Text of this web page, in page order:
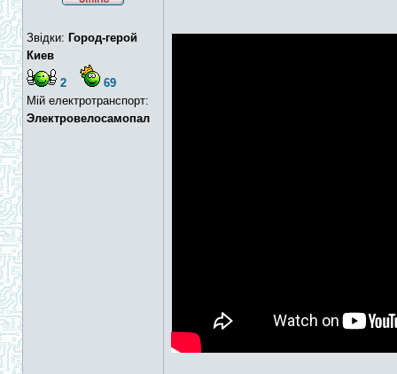
Звідки: Город-герой
Киев
2
69
Мій електротранспорт:
Электровелосамопал